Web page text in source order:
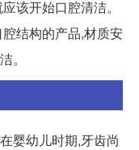
该开始口腔清洁。
结构的产品,材质安
。
婴幼儿时期,牙齿尚